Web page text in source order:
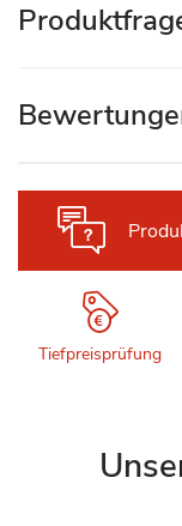
Tiefpreisprüfung